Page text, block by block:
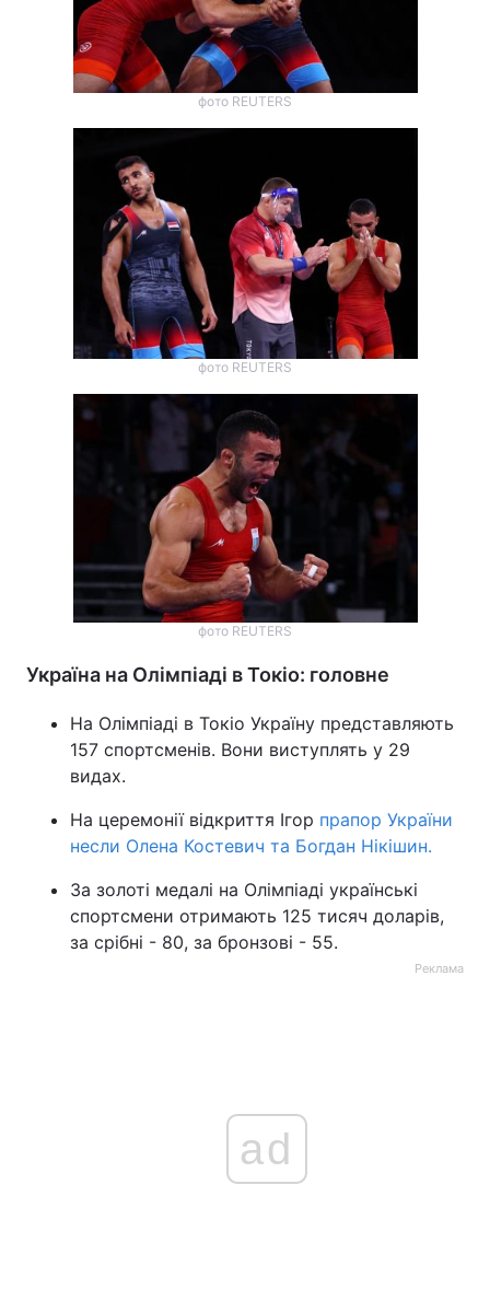
фото REUTERS
фото REUTERS
фото REUTERS
Україна на Олімпіаді в Токіо: головне
На Олімпіаді в Токіо Україну представляють
157 спортсменів. Вони виступлять у 29
видах.
На церемонії відкриття Ігор прапор України
несли Олена Костевич та Богдан Нікішин.
За золоті медалі на Олімпіаді українські
спортсмени отримають 125 тисяч доларів,
за срібні - 80, за бронзові - 55.
Реклама
ad